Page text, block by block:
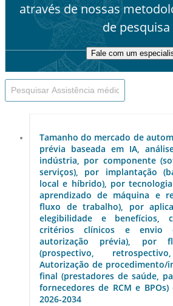
através de nossas
de pesquisa
Fale com um
Tamanho do mercado de
prévia baseada em IA,
indústria, por componente
serviços), por implantação
local e híbrido), por
aprendizado de máquina e
fluxo de trabalho), por
elegibilidade e benefícios,
critérios clínicos e envio
autorização prévia), por
(prospectivo,
Autorização de procedimento/
final (prestadores de saúde,
fornecedores de RCM e
2026-2034